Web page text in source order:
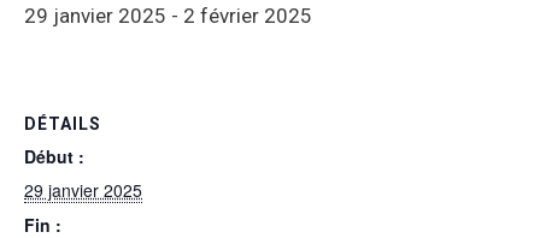
29 janvier 2025 - 2 février 2025
DÉTAILS
Début :
29 janvier 2025
Fin :